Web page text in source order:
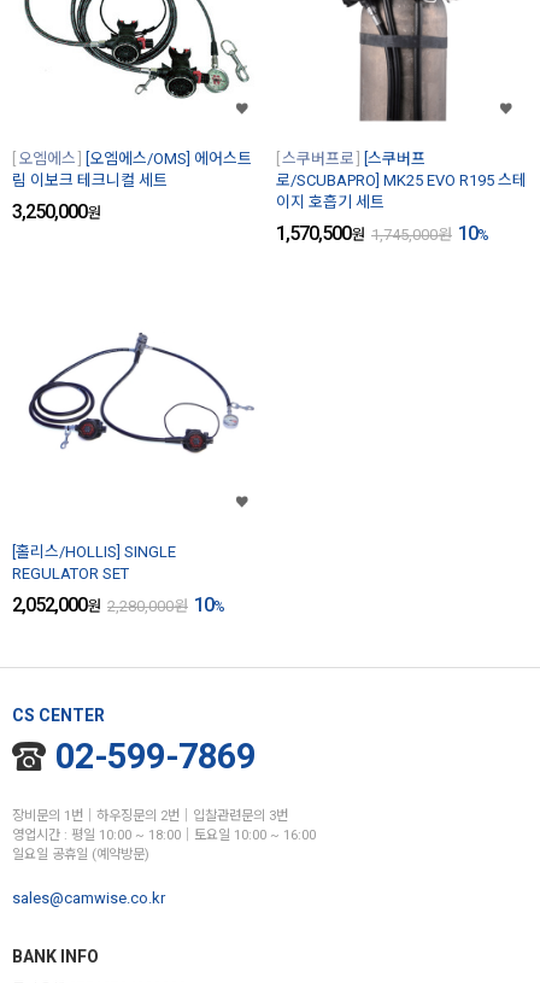
오엠에스
[오엠에스/OMS] 에어스트
림 이보크 테크니컬 세트
3,250,000원
스쿠버프로
[스쿠버프
로/SCUBAPRO] MK25 EVO R195 스테
이지 호흡기 세트
1,570,500원 1,745,000원 10%
[홀리스/HOLLIS] SINGLE
REGULATOR SET
2,052,000원 2,280,000원 10%
CS CENTER
02-599-7869
장비문의 1번│하우징문의 2번│입찰관련문의 3번
영업시간 : 평일 10:00 ~ 18:00│토요일 10:00 ~ 16:00
일요일 공휴일 (예약방문)
sales@camwise.co.kr
BANK INFO